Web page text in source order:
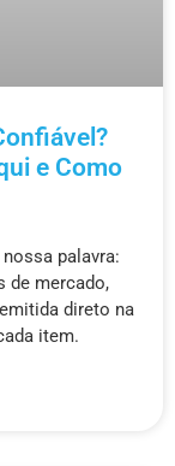
e Como
palavra:
de mercado,
direto na
item.